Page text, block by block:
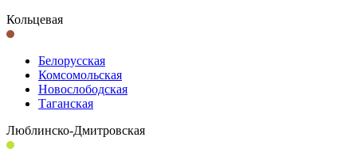
Кольцевая
Белорусская
Комсомольская
Новослободская
Таганская
Люблинско-Дмитровская